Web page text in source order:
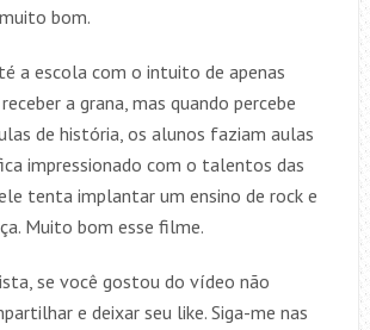
bom.
a escola com o intuito de apenas
a grana, mas quando percebe
de história, os alunos faziam aulas
impressionado com o talentos das
tenta implantar um ensino de rock e
Muito bom esse filme.
se você gostou do vídeo não
e deixar seu like. Siga-me nas